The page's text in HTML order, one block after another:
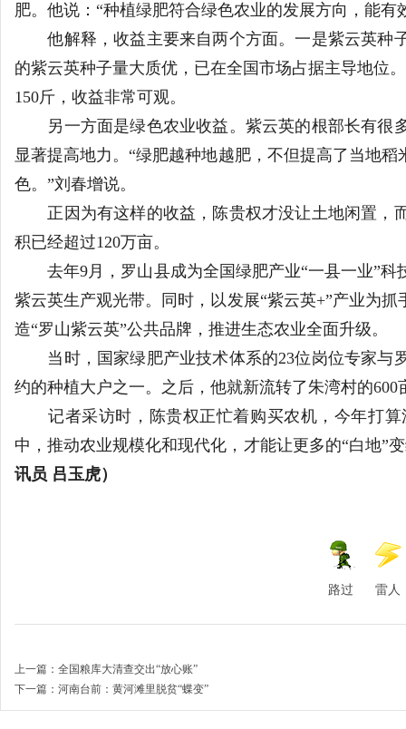
肥。他说：“种植绿肥符合绿色农业的发展方向，能有
他解释，收益主要来自两个方面。一是紫云英种
的紫云英种子量大质优，已在全国市场占据主导地
150斤，收益非常可观。
另一方面是绿色农业收益。紫云英的根部长有很
显著提高地力。“绿肥越种地越肥，不但提高了当地
色。”刘春增说。
正因为有这样的收益，陈贵权才没让土地闲置，
积已经超过120万亩。
去年9月，罗山县成为全国绿肥产业“一县一业”科
紫云英生产观光带。同时，以发展“紫云英+”产业为
造“罗山紫云英”公共品牌，推进生态农业全面升级。
当时，国家绿肥产业技术体系的23位岗位专家与
约的种植大户之一。之后，他就新流转了朱湾村的
记者采访时，陈贵权正忙着购买农机，今年打算
中，推动农业规模化和现代化，才能让更多的“白地”
讯员 吕玉虎）
路过 雷人
上一篇： 全国粮库大清查交出“放心账”
下一篇： 河南台前：黄河滩里脱贫“蝶变”